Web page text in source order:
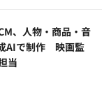
、人物・商品・音
AIで制作 映画監
当